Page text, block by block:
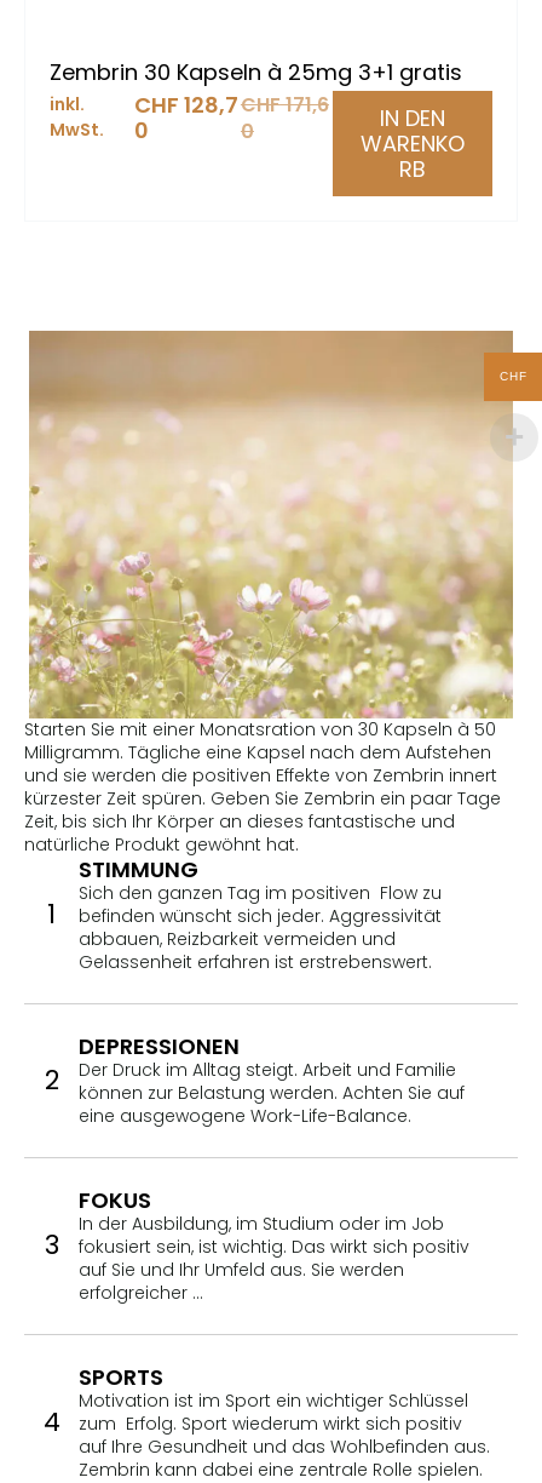
Zembrin 30 Kapseln à 25mg 3+1 gratis
CHF171,6
0
CHF 128,7
0
inkl.
MwSt.
IN DEN
WARENKO
RB
Starten Sie mit einer Monatsration von 30 Kapseln à 50
Milligramm. Tägliche eine Kapsel nach dem Aufstehen
und sie werden die positiven Effekte von Zembrin innert
kürzester Zeit spüren. Geben Sie Zembrin ein paar Tage
Zeit, bis sich Ihr Körper an dieses fantastische und
natürliche Produkt gewöhnt hat.
1
STIMMUNG
Sich den ganzen Tag im positiven Flow zu
befinden wünscht sich jeder. Aggressivität
abbauen, Reizbarkeit vermeiden und
Gelassenheit erfahren ist erstrebenswert.
2
DEPRESSIONEN
Der Druck im Alltag steigt. Arbeit und Familie
können zur Belastung werden. Achten Sie auf
eine ausgewogene Work-Life-Balance.
3
FOKUS
In der Ausbildung, im Studium oder im Job
fokusiert sein, ist wichtig. Das wirkt sich positiv
auf Sie und Ihr Umfeld aus. Sie werden
erfolgreicher …
4
SPORTS
Motivation ist im Sport ein wichtiger Schlüssel
zum Erfolg. Sport wiederum wirkt sich positiv
auf Ihre Gesundheit und das Wohlbefinden aus.
Zembrin kann dabei eine zentrale Rolle spielen.
CHF